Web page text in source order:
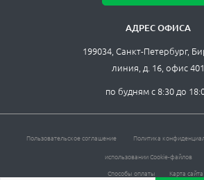
АДРЕС ОФИСА
199034, Санкт-Петербург,
линия, д. 16, офис 401
по будням с 8:30 до
Пользовательское соглашение Политика
использовании Cookie-файлов
Способы оплаты
Карта сайта